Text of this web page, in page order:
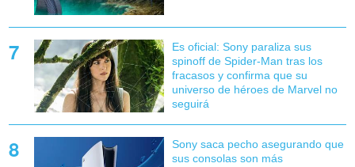
Es oficial: Sony paraliza sus
spinoff de Spider-Man tras los
fracasos y confirma que su
universo de héroes de Marvel no
seguirá
Sony saca pecho asegurando que
sus consolas son más